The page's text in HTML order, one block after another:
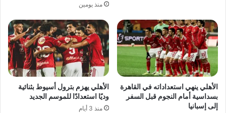
منذ يومين
الأهلي ينهي استعداداته في القاهرة
بسداسية أمام النجوم قبل السفر
إلى إسبانيا
الأهلي يهزم بترول أسيوط بثنائية
وديًا استعدادًا للموسم الجديد
منذ 3 أيام